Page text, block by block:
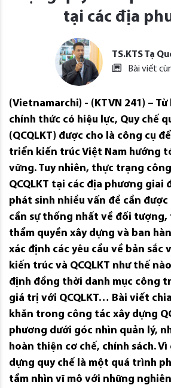
tại các địa
TS.KTS Tạ
Bài viết
(Vietnamarchi) - (KTVN 241) –
chính thức có hiệu lực, Quy chế
(QCQLKT) được cho là công cụ
triển kiến trúc Việt Nam hướng
vững. Tuy nhiên, thực trạng
QCQLKT tại các địa phương giai
phát sinh nhiều vấn đề cần được
cần sự thống nhất về đối
thẩm quyền xây dựng và ban
xác định các yêu cầu về bản sắc
kiến trúc và QCQLKT như thế
định đồng thời danh mục công
giá trị với QCQLKT… Bài viết
khăn trong công tác xây dựng
phương dưới góc nhìn quản lý,
hoàn thiện cơ chế, chính sách.
dựng quy chế là một quá trình
tầm nhìn vĩ mô với những nghiên